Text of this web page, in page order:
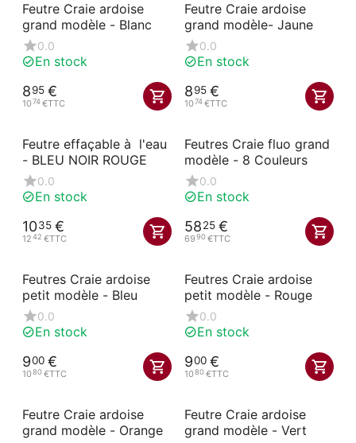
Feutre Craie ardoise
grand modèle - Blanc
0.0
En stock
895 €
1074€TTC
Feutre Craie ardoise
grand modèle- Jaune
0.0
En stock
895 €
1074€TTC
Feutre effaçable à l'eau
- BLEU NOIR ROUGE
0.0
En stock
1035 €
1242 €TTC
Feutres Craie fluo grand
modèle - 8 Couleurs
0.0
En stock
5825 €
6990€TTC
Feutres Craie ardoise
petit modèle - Bleu
0.0
En stock
900 €
1080€TTC
Feutres Craie ardoise
petit modèle - Rouge
0.0
En stock
900 €
1080€TTC
Feutre Craie ardoise
grand modèle - Orange
Feutre Craie ardoise
grand modèle - Vert